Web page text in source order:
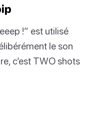
!” est utilisé
le son
c’est TWO shots